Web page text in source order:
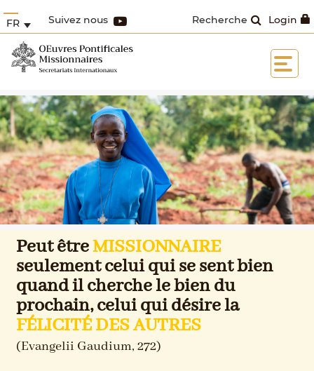
Login
Recherche
Suivez nous
FR
Peut êtreMISSIONNAIRE
seulement celui qui se sent bien
quand il cherche le bien du
prochain, celui qui désire la
FÉLICITÉ DES AUTRES
(Evangelii Gaudium, 272)